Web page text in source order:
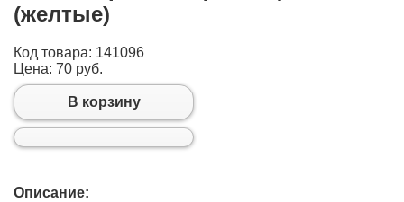
(желтые)
Код товара: 141096
Цена: 70 руб.
В корзину
Описание: